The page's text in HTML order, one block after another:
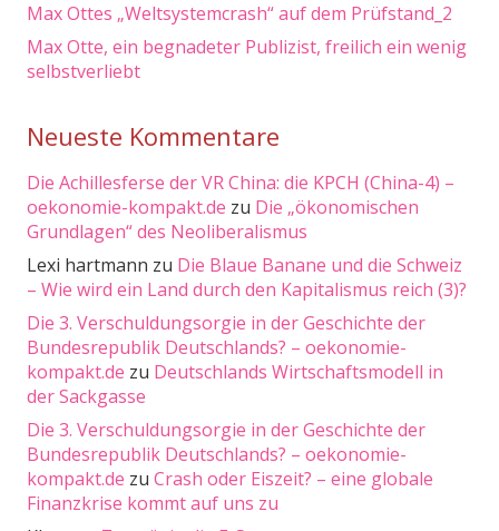
Max Ottes „Weltsystemcrash“ auf dem Prüfstand_2
Max Otte, ein begnadeter Publizist, freilich ein wenig
selbstverliebt
Neueste Kommentare
Die Achillesferse der VR China: die KPCH (China-4) –
oekonomie-kompakt.de zu Die „ökonomischen
Grundlagen“ des Neoliberalismus
Lexi hartmann zu Die Blaue Banane und die Schweiz
– Wie wird ein Land durch den Kapitalismus reich (3)?
Die 3. Verschuldungsorgie in der Geschichte der
Bundesrepublik Deutschlands? – oekonomie-
kompakt.de zu Deutschlands Wirtschaftsmodell in
der Sackgasse
Die 3. Verschuldungsorgie in der Geschichte der
Bundesrepublik Deutschlands? – oekonomie-
kompakt.de zu Crash oder Eiszeit? – eine globale
Finanzkrise kommt auf uns zu